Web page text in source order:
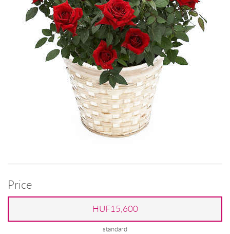
Price
HUF15,600
standard